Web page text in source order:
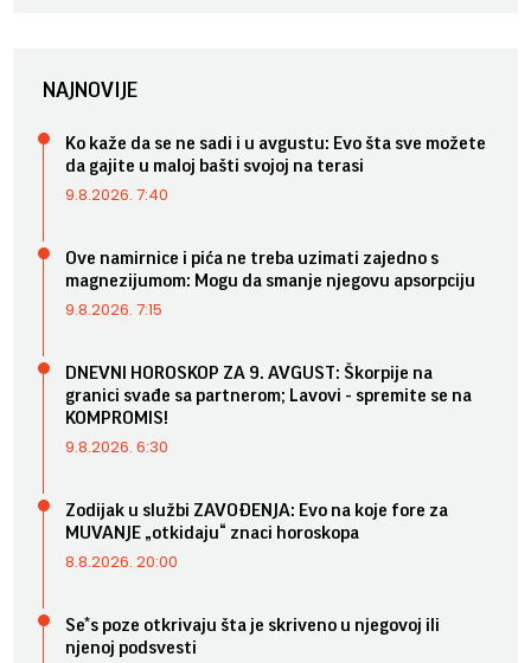
NAJNOVIJE
Ko kaže da se ne sadi i u avgustu: Evo šta sve možete
da gajite u maloj bašti svojoj na terasi
9.8.2026. 7:40
Ove namirnice i pića ne treba uzimati zajedno s
magnezijumom: Mogu da smanje njegovu apsorpciju
9.8.2026. 7:15
DNEVNI HOROSKOP ZA 9. AVGUST: Škorpije na
granici svađe sa partnerom; Lavovi - spremite se na
KOMPROMIS!
9.8.2026. 6:30
Zodijak u službi ZAVOĐENJA: Evo na koje fore za
MUVANJE „otkidaju“ znaci horoskopa
8.8.2026. 20:00
Se*s poze otkrivaju šta je skriveno u njegovoj ili
njenoj podsvesti